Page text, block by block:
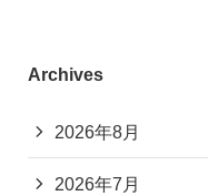
Archives
2026年8月
2026年7月